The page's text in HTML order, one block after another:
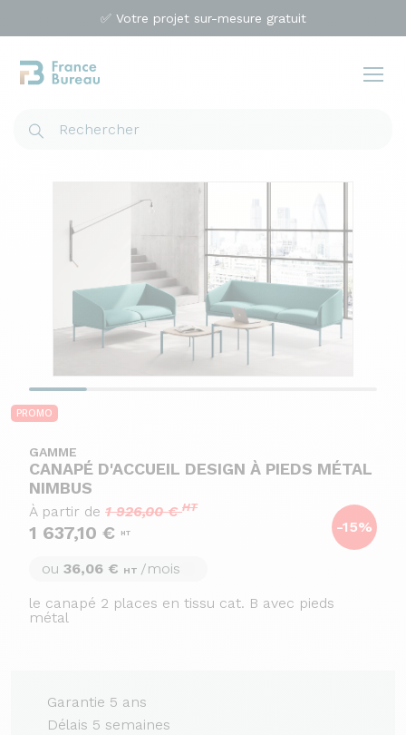
✅ Votre projet sur-mesure gratuit
PROMO
GAMME
CANAPÉ D'ACCUEIL DESIGN À PIEDS MÉTAL
NIMBUS
-15%
À partir de 1 926,00 €HT
1 637,10 € HT
ou 36,06 € HT /mois
le canapé 2 places en tissu cat. B avec pieds
métal
Garantie 5 ans
Délais 5 semaines